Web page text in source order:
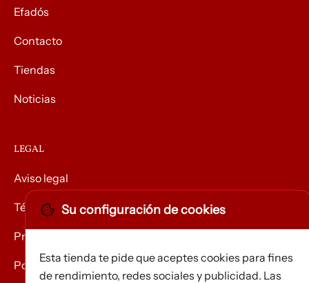
Efadós
Contacto
Tiendas
Noticias
LEGAL
Aviso legal
Términos y condiciones
Privacidad
Política de Cookies
Su configuración de cookies
Esta tienda te pide que aceptes cookies para fines
de rendimiento, redes sociales y publicidad. Las